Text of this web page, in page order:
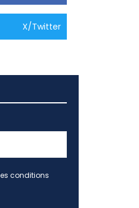
X/Twitter
conditions